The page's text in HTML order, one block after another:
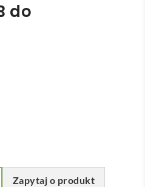
do
Zapytaj o produkt